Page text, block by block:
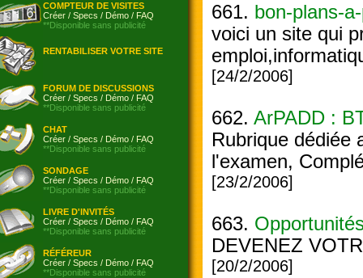
COMPTEUR DE VISITES
Créer / Specs / Démo / FAQ
**Disponible sans publicité
RENTABILISER VOTRE SITE
FORUM DE DISCUSSIONS
Créer / Specs / Démo / FAQ
**Disponible sans publicité
CHAT
Créer / Specs / Démo / FAQ
**Disponible sans publicité
SONDAGE
Créer / Specs / Démo / FAQ
**Disponible sans publicité
LIVRE D'INVITÉS
Créer / Specs / Démo / FAQ
**Disponible sans publicité
RÉFÉREUR
Créer / Specs / Démo / FAQ
**Disponible sans publicité
661. bon-plans-
voici un site qui
[24/2/2006]
662. ArPADD :
Rubrique dédiée
l'examen,
[23/2/2006]
663.
DEVENEZ
[20/2/2006]